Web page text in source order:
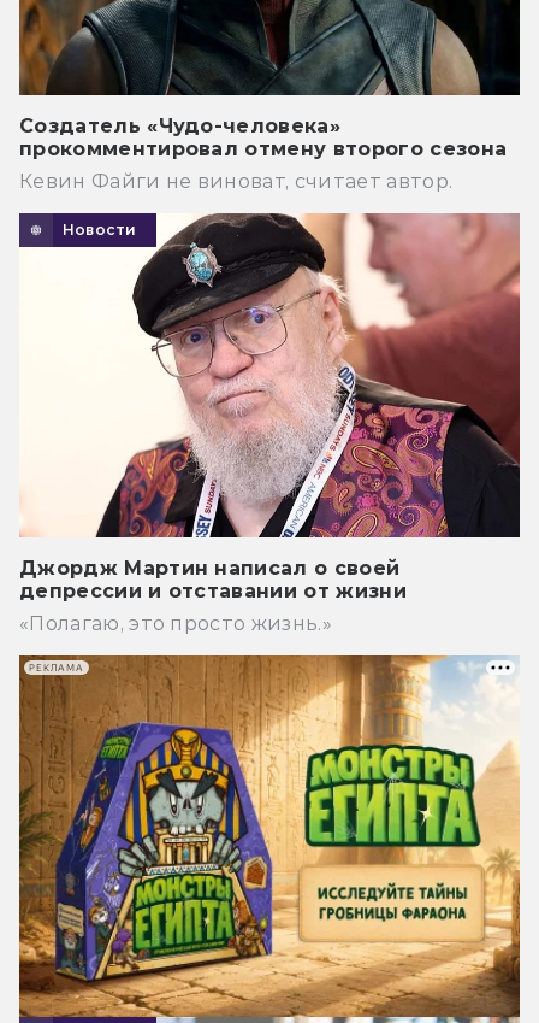
Создатель «Чудо-человека»
прокомментировал отмену второго сезона
Кевин Файги не виноват, считает автор.
Новости
Джордж Мартин написал о своей
депрессии и отставании от жизни
«Полагаю, это просто жизнь.»
РЕКЛАМА